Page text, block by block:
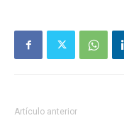
Artículo anterior